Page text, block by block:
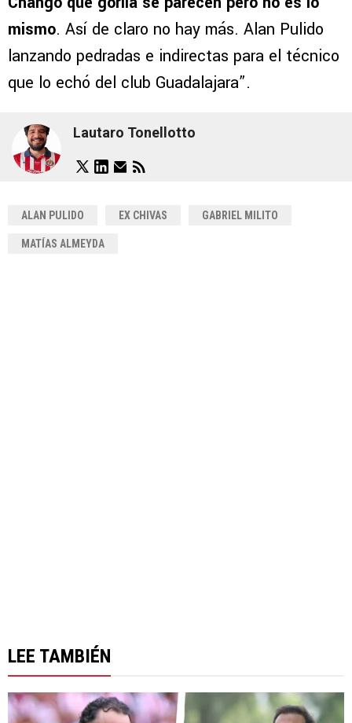
mismo. Así de claro no hay más. Alan Pulido
lanzando pedradas e indirectas para el técnico
que lo echó del club Guadalajara”.
Lautaro Tonellotto
ALAN PULIDO EX CHIVAS GABRIEL MILITO
MATÍAS ALMEYDA
LEE TAMBIÉN